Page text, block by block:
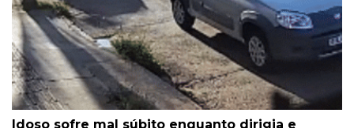
Idoso sofre mal súbito enquanto dirigia e